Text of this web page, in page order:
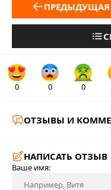
ПРЕДЫДУЩАЯ
0 0 0
ОТЗЫВЫ И
НАПИСАТЬ ОТЗЫВ
Ваше имя: